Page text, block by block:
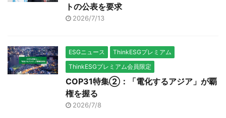
トの公表を要求
2026/7/13
ESGニュース
ThinkESGプレミアム
ThinkESGプレミアム会員限定
COP31特集②：「電化するアジア」が覇
権を握る
2026/7/8